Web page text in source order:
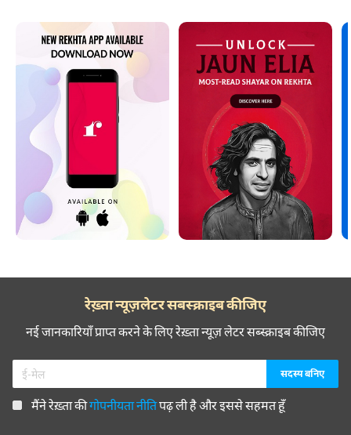
रेख़्ता न्यूज़लेटर सबस्क्राइब कीजिए
नई जानकारियाँ प्राप्त करने के लिए रेख़्ता न्यूज़ लेटर सब्स्क्राइब कीजिए
मैंने रेख़्ता कीगोपनीयता नीतिपढ़ ली है और इससे सहमत हूँ